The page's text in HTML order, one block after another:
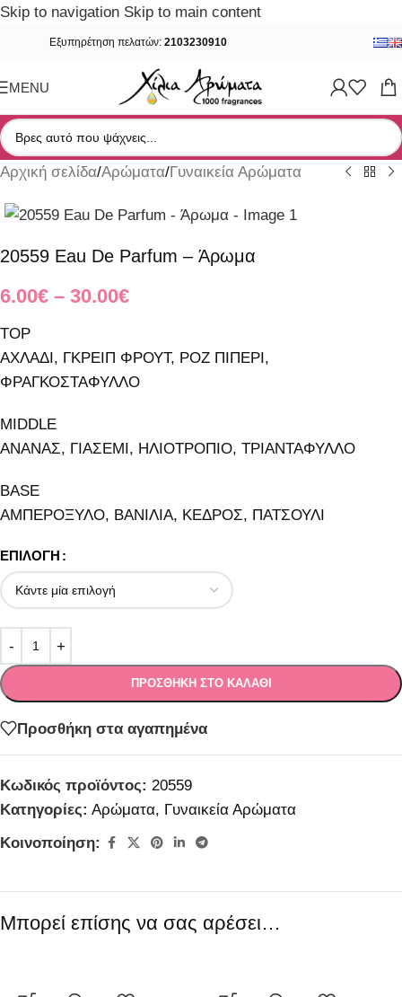
Skip to navigation Skip to main content
Εξυπηρέτηση πελατών: 2103230910
MENU
Αρχική σελίδα/Αρώματα/Γυναικεία Αρώματα
20559 Eau De Parfum – Άρωμα
6.00€ – 30.00€
TOP
ΑΧΛΑΔΙ, ΓΚΡΕΙΠ ΦΡΟΥΤ, ΡΟΖ ΠΙΠΕΡΙ,
ΦΡΑΓΚΟΣΤΑΦΥΛΛΟ
MIDDLE
ΑΝΑΝΑΣ, ΓΙΑΣΕΜΙ, ΗΛΙΟΤΡΟΠΙΟ, ΤΡΙΑΝΤΑΦΥΛΛΟ
BASE
ΑΜΠΕΡΟΞΥΛΟ, ΒΑΝΙΛΙΑ, ΚΕΔΡΟΣ, ΠΑΤΣΟΥΛΙ
ΕΠΙΛΟΓΉ
ΠΡΟΣΘΉΚΗ ΣΤΟ ΚΑΛΆΘΙ
Προσθήκη στα αγαπημένα
Κωδικός προϊόντος: 20559
Κατηγορίες: Αρώματα, Γυναικεία Αρώματα
Κοινοποίηση:
Μπορεί επίσης να σας αρέσει…